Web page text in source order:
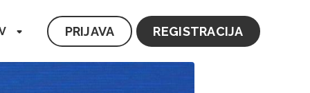
PRIJAVA REGISTRACIJA